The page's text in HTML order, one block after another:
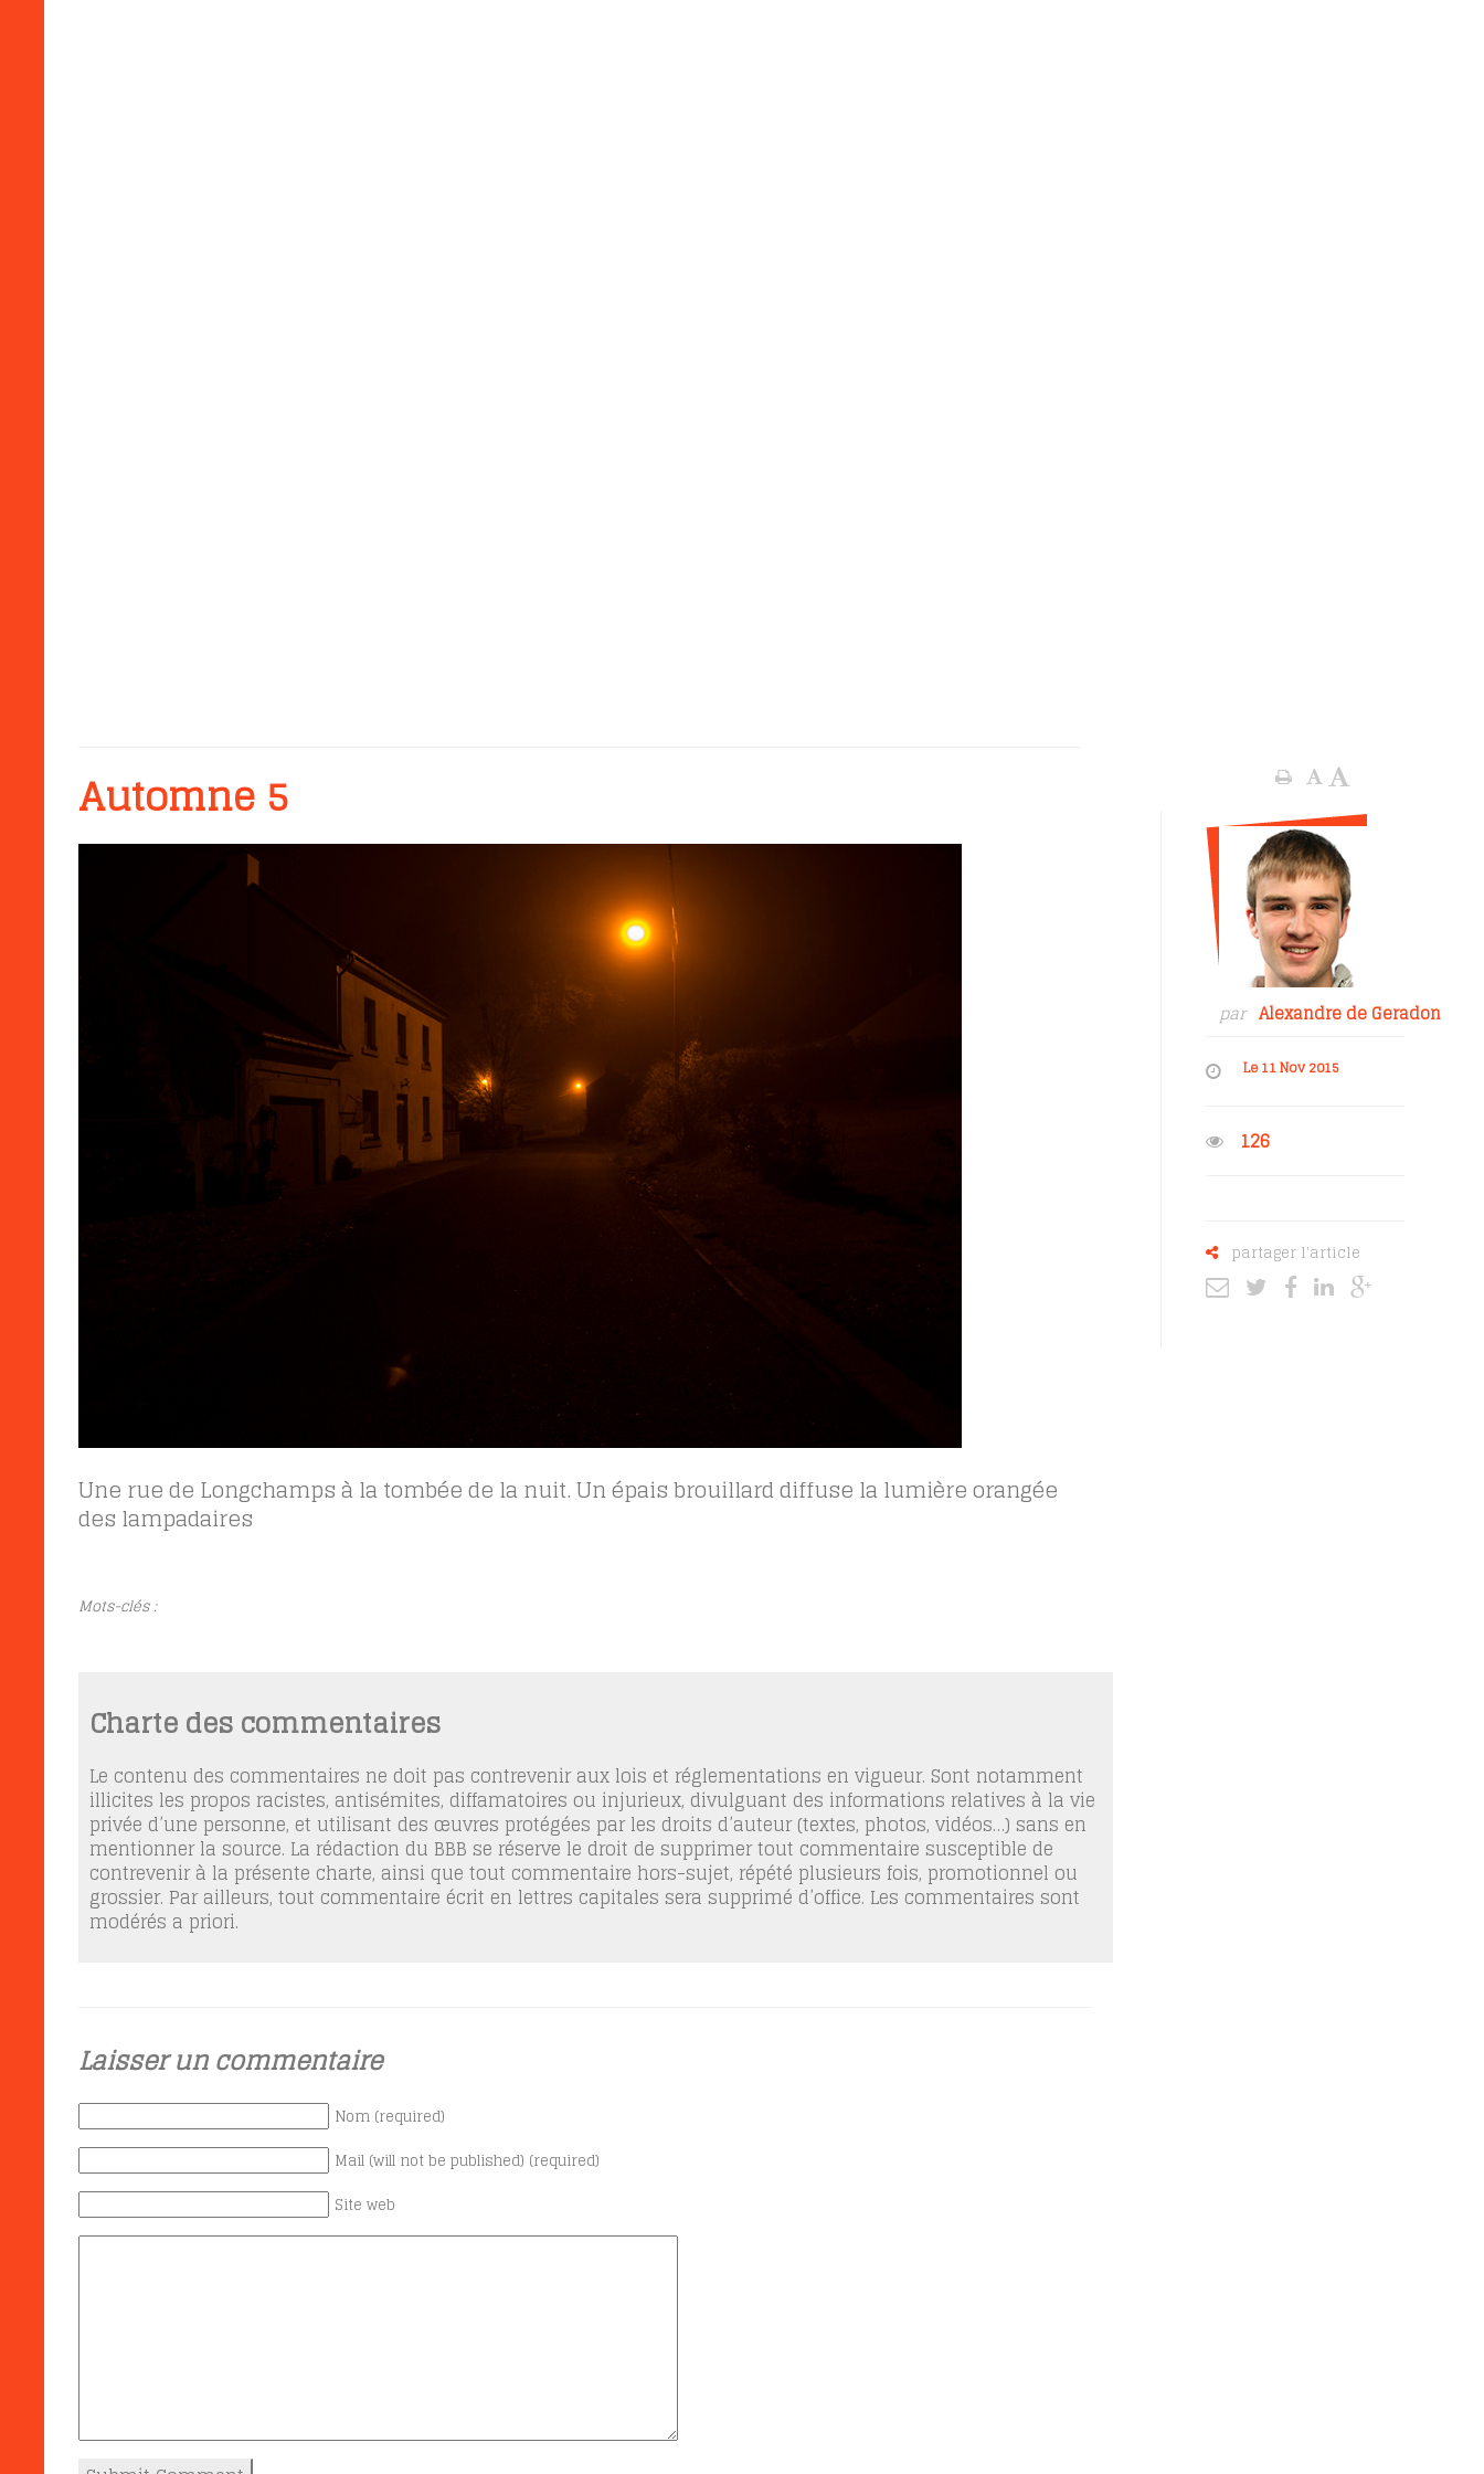
Automne 5
Une rue de Longchamps à la tombée de la nuit. Un épais brouillard diffuse la lumière orangée
des lampadaires
Mots-clés :
Charte des commentaires
Le contenu des commentaires ne doit pas contrevenir aux lois et réglementations en vigueur. Sont notamment
illicites les propos racistes, antisémites, diffamatoires ou injurieux, divulguant des informations relatives à la vie
privée d’une personne, et utilisant des œuvres protégées par les droits d’auteur (textes, photos, vidéos…) sans en
mentionner la source. La rédaction du BBB se réserve le droit de supprimer tout commentaire susceptible de
contrevenir à la présente charte, ainsi que tout commentaire hors-sujet, répété plusieurs fois, promotionnel ou
grossier. Par ailleurs, tout commentaire écrit en lettres capitales sera supprimé d’office. Les commentaires sont
modérés a priori.
Laisser un commentaire
Nom (required)
Mail (will not be published) (required)
Site web
par Alexandre de Geradon
Le 11 Nov 2015
126
partager l'article